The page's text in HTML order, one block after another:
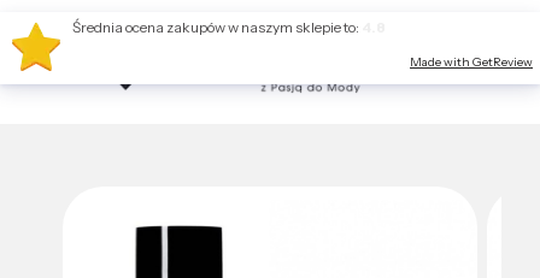
Średnia ocena zakupów w naszym sklepie to:
Made with GetReview